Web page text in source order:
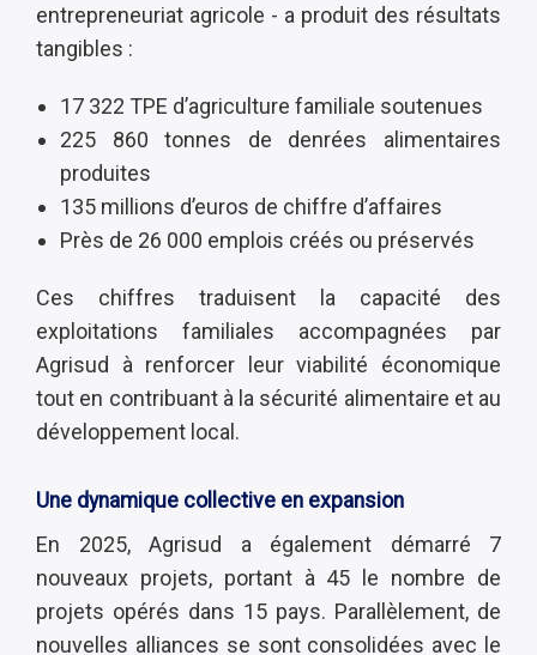
entrepreneuriat agricole - a produit des résultats
tangibles :
17 322 TPE d’agriculture familiale soutenues
225 860 tonnes de denrées alimentaires
produites
135 millions d’euros de chiffre d’affaires
Près de 26 000 emplois créés ou préservés
Ces chiffres traduisent la capacité des
exploitations familiales accompagnées par
Agrisud à renforcer leur viabilité économique
tout en contribuant à la sécurité alimentaire et au
développement local.
Une dynamique collective en expansion
En 2025, Agrisud a également démarré 7
nouveaux projets, portant à 45 le nombre de
projets opérés dans 15 pays. Parallèlement, de
nouvelles alliances se sont consolidées avec le